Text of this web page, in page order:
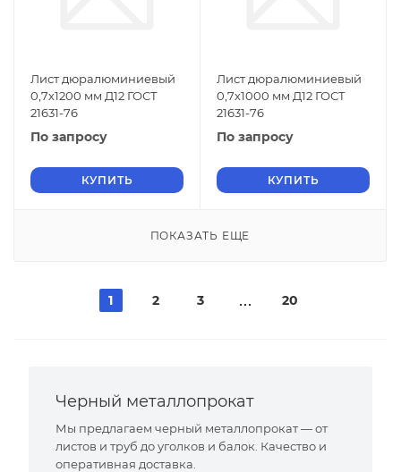
Лист дюралюминиевый
0,7х1200 мм Д12 ГОСТ
21631-76
По запросу
КУПИТЬ
Лист дюралюминиевый
0,7х1000 мм Д12 ГОСТ
21631-76
По запросу
КУПИТЬ
ПОКАЗАТЬ ЕЩЕ
1 2 3 20
Черный металлопрокат
Мы предлагаем черный металлопрокат — от
листов и труб до уголков и балок. Качество и
оперативная доставка.